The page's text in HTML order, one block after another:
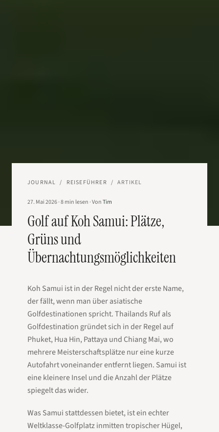
JOURNAL / REISEFÜHRER / ARTIKEL
27. Mai 2026·8min lesen ·VonTim
Golf auf Koh Samui: Plätze,
Grüns und
Übernachtungsmöglichkeiten
Koh Samui ist in der Regel nicht der erste Name,
der fällt, wenn man über asiatische
Golfdestinationen spricht. Thailands Ruf als
Golfdestination gründet sich in der Regel auf
Phuket, Hua Hin, Pattaya und Chiang Mai, wo
mehrere Meisterschaftsplätze nur eine kurze
Autofahrt voneinander entfernt liegen. Samui ist
eine kleinere Insel und die Anzahl der Plätze
spiegelt das wider.
Was Samui stattdessen bietet, ist ein echter
Weltklasse-Golfplatz inmitten tropischer Hügel,